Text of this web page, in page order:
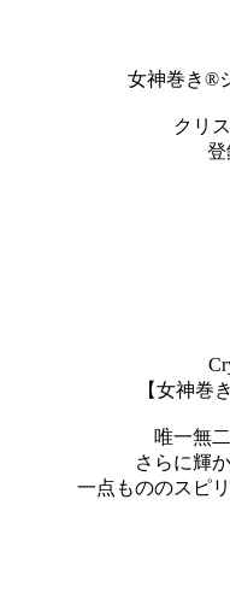
女神巻き®
クリ
登
【女神巻
唯一無
さらに輝
一点もののスピ